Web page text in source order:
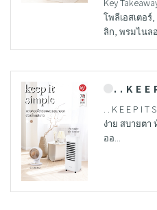
โพลีเอสเตอ
ลิก, พรมไนล
. . K E E
. . K E E P I
ง่าย สบายตา
ออ...